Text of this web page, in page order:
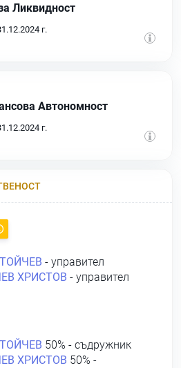
Ликвидност
г.
Автономност
г.
- управител
ХРИСТОВ - управител
50% - съдружник
ХРИСТОВ 50% -